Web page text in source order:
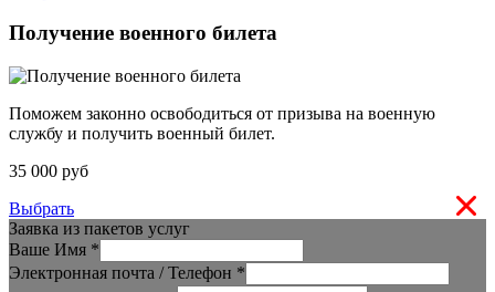
Получение военного билета
Поможем законно освободиться от призыва на военную
службу и получить военный билет.
35 000 руб
Выбрать
Заявка из пакетов услуг
Ваше Имя *
Электронная почта / Телефон *